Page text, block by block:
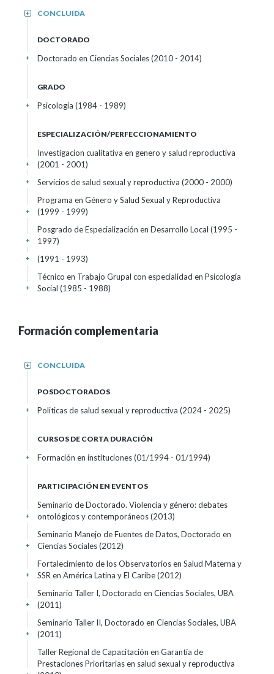
CONCLUIDA
+
DOCTORADO
Doctorado en Ciencias Sociales (2010 - 2014)
+
GRADO
Psicología (1984 - 1989)
+
ESPECIALIZACIÓN/PERFECCIONAMIENTO
Investigacion cualitativa en genero y salud reproductiva
(2001 - 2001)
+
Servicios de salud sexual y reproductiva (2000 - 2000)
+
Programa en Género y Salud Sexual y Reproductiva
(1999 - 1999)
+
Posgrado de Especialización en Desarrollo Local (1995 -
1997)
+
(1991 - 1993)
+
Técnico en Trabajo Grupal con especialidad en Psicología
Social (1985 - 1988)
+
Formación complementaria
CONCLUIDA
+
POSDOCTORADOS
Politicas de salud sexual y reproductiva (2024 - 2025)
+
CURSOS DE CORTA DURACIÓN
Formación en instituciones(01/1994 - 01/1994)
+
PARTICIPACIÓN EN EVENTOS
Seminario de Doctorado. Violencia y género: debates
ontológicos y contemporáneos(2013)
+
Seminario Manejo de Fuentes de Datos, Doctorado en
Ciencias Sociales(2012)
+
Fortalecimiento de los Observatorios en Salud Materna y
SSR en América Latina y El Caribe(2012)
+
Seminario Taller I, Doctorado en Ciencias Sociales, UBA
(2011)
+
Seminario Taller II, Doctorado en Ciencias Sociales, UBA
(2011)
+
Taller Regional de Capacitación en Garantía de
Prestaciones Prioritarias en salud sexual y reproductiva